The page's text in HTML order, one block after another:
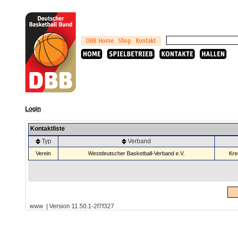
Login
Kontaktliste
Typ
Verband
Verein Westdeutscher Basketball-Verband e.V.
www | Version 11.50.1-2f7f327